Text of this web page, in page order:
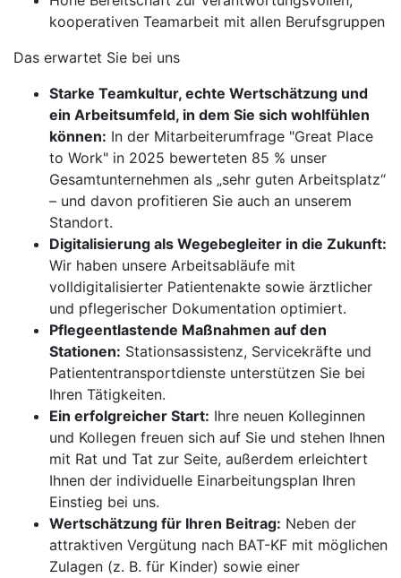
kooperativen Teamarbeit mit allen Berufsgruppen
Das erwartet Sie bei uns
Starke Teamkultur, echte Wertschätzung und
ein Arbeitsumfeld, in dem Sie sich wohlfühlen
können: In der Mitarbeiterumfrage "Great Place
to Work" in 2025 bewerteten 85 % unser
Gesamtunternehmen als „sehr guten Arbeitsplatz“
– und davon profitieren Sie auch an unserem
Standort.
Digitalisierung als Wegebegleiter in die Zukunft:
Wir haben unsere Arbeitsabläufe mit
volldigitalisierter Patientenakte sowie ärztlicher
und pflegerischer Dokumentation optimiert.
Pflegeentlastende Maßnahmen auf den
Stationen: Stationsassistenz, Servicekräfte und
Patiententransportdienste unterstützen Sie bei
Ihren Tätigkeiten.
Ein erfolgreicher Start: Ihre neuen Kolleginnen
und Kollegen freuen sich auf Sie und stehen Ihnen
mit Rat und Tat zur Seite, außerdem erleichtert
Ihnen der individuelle Einarbeitungsplan Ihren
Einstieg bei uns.
Wertschätzung für Ihren Beitrag: Neben der
attraktiven Vergütung nach BAT-KF mit möglichen
Zulagen (z. B. für Kinder) sowie einer